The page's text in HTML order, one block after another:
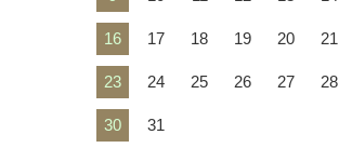
16 17 18 19 20 21
23 24 25 26 27 28
30 31